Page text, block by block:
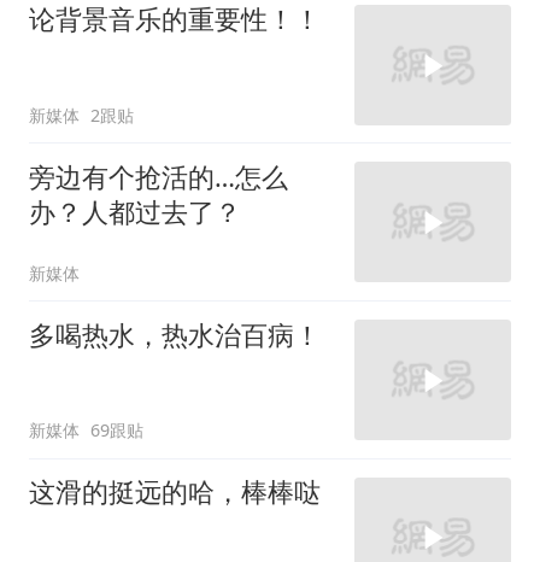
论背景音乐的重要性！！
新媒体 2跟贴
旁边有个抢活的…怎么
办？人都过去了？
新媒体
多喝热水，热水治百病！
新媒体 69跟贴
这滑的挺远的哈，棒棒哒